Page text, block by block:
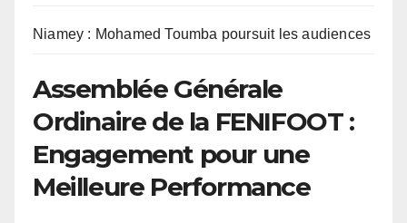
Niamey : Mohamed Toumba poursuit les audiences
Assemblée Générale
Ordinaire de la FENIFOOT :
Engagement pour une
Meilleure Performance